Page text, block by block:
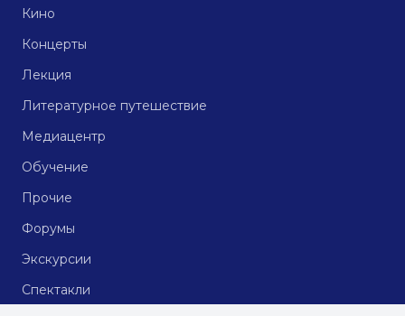
Кино
Концерты
Лекция
Литературное путешествие
Медиацентр
Обучение
Прочие
Форумы
Экскурсии
Спектакли